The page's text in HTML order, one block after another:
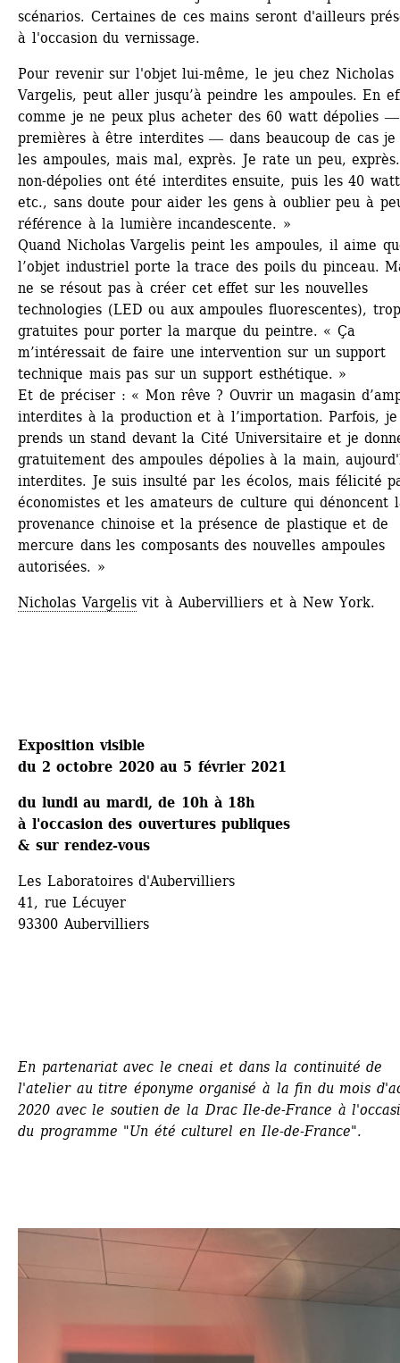
scénarios. Certaines de ces mains seront d'ailleurs
à l'occasion du vernissage.
Pour revenir sur l'objet lui-même, le jeu chez Nicholas
Vargelis, peut aller jusqu’à peindre les ampoules. En
comme je ne peux plus acheter des 60 watt dépolies
premières à être interdites ― dans beaucoup de cas je
les ampoules, mais mal, exprès. Je rate un peu,
non-dépolies ont été interdites ensuite, puis les 40
etc., sans doute pour aider les gens à oublier peu à
référence à la lumière incandescente. »
Quand Nicholas Vargelis peint les ampoules, il aime
l’objet industriel porte la trace des poils du pinceau.
ne se résout pas à créer cet effet sur les nouvelles
technologies (LED ou aux ampoules fluorescentes), trop
gratuites pour porter la marque du peintre. « Ça
m’intéressait de faire une intervention sur un support
technique mais pas sur un support esthétique. »
Et de préciser : « Mon rêve ? Ouvrir un magasin
interdites à la production et à l’importation. Parfois, je
prends un stand devant la Cité Universitaire et je
gratuitement des ampoules dépolies à la main,
interdites. Je suis insulté par les écolos, mais félicité
économistes et les amateurs de culture qui dénoncent
provenance chinoise et la présence de plastique et de
mercure dans les composants des nouvelles ampoules
autorisées. »
Nicholas Vargelisvit à Aubervilliers et à New York.
Exposition visible
du 2 octobre 2020 au 5 février 2021
du lundi au mardi, de 10h à 18h
à l'occasion des ouvertures publiques
& sur rendez-vous
Les Laboratoires d'Aubervilliers
41, rue Lécuyer
93300 Aubervilliers
En partenariat avec le cneai et dans la continuité de
l'atelier au titre éponyme organisé à la fin du mois
2020 avec le soutien de la Drac Ile-de-France à
du programme "Un été culturel en Ile-de-France".